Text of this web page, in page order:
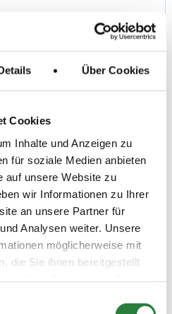
Über Cookies
Cookies
Inhalte und Anzeigen zu
für soziale Medien anbieten
auf unsere Website zu
wir Informationen zu Ihrer
an unsere Partner für
Analysen weiter. Unsere
möglicherweise mit
die Sie ihnen bereitgestellt
Kl.L* - Tr.
Kl.L